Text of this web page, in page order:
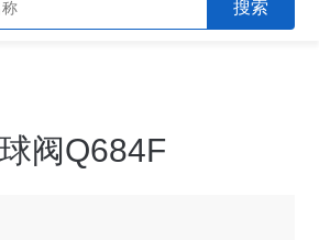
阀Q684F